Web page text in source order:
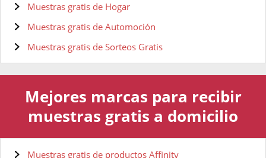
Muestras gratis de Hogar
Muestras gratis de Automoción
Muestras gratis de Sorteos Gratis
Mejores marcas para recibir
muestras gratis a domicilio
Muestras gratis de productos Affinity